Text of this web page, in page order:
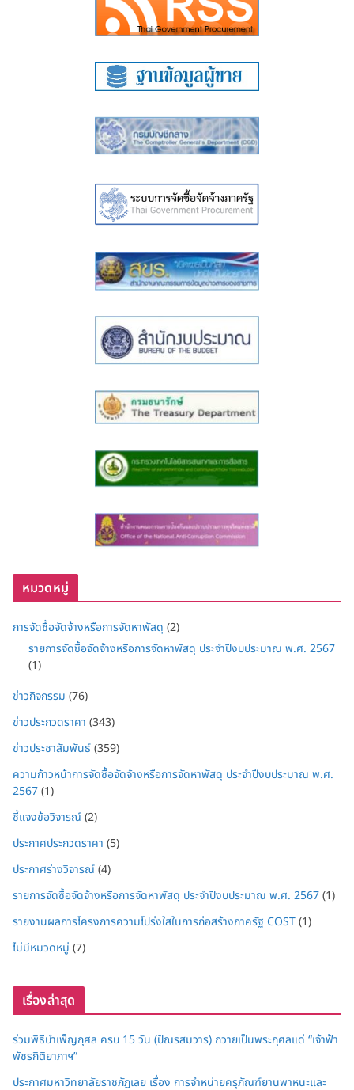
หมวดหมู่
การจัดซื้อจัดจ้างหรือการจัดหาพัสดุ (2)
รายการจัดซื้อจัดจ้างหรือการจัดหาพัสดุ ประจำปีงบประมาณ พ.ศ. 2567
(1)
ข่าวกิจกรรม (76)
ข่าวประกวดราคา (343)
ข่าวประชาสัมพันธ์(359)
ความก้าวหน้าการจัดซื้อจัดจ้างหรือการจัดหาพัสดุ ประจำปีงบประมาณ พ.ศ.
2567(1)
ชี้แจงข้อวิจารณ์(2)
ประกาศประกวดราคา (5)
ประกาศร่างวิจารณ์(4)
รายการจัดซื้อจัดจ้างหรือการจัดหาพัสดุ ประจำปีงบประมาณ พ.ศ. 2567(1)
รายงานผลการโครงการความโปร่งใสในการก่อสร้างภาครัฐ COST(1)
ไม่มีหมวดหมู่ (7)
เรื่องล่าสุด
ร่วมพิธีบำเพ็ญกุศล ครบ 15 วัน (ปัณรสมวาร) ถวายเป็นพระกุศลแด่ “เจ้าฟ้า
พัชรกิติยาภาฯ”
ประกาศมหาวิทยาลัยราชภัฏเลย เรื่อง การจำหน่ายครุภัณฑ์ยานพาหนะและ